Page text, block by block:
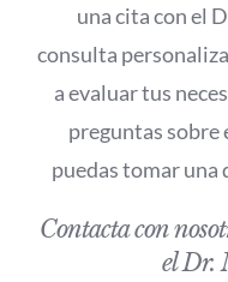
una cita con el
consulta
a evaluar tus
preguntas sobre
puedas tomar una
Contacta con
el Dr.